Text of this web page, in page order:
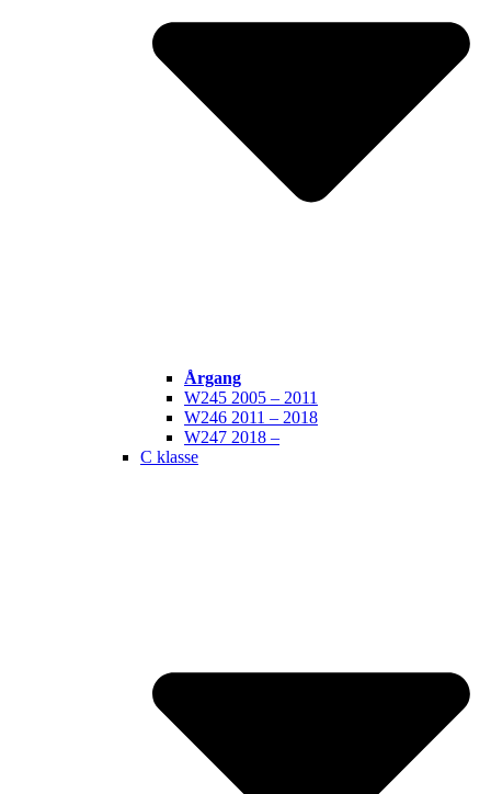
Årgang
W245 2005 – 2011
W246 2011 – 2018
W247 2018 –
C klasse